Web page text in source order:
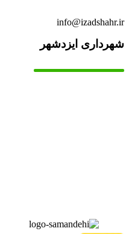
info@izadshahr.ir
شهرداری ایزدشهر